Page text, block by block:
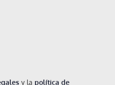
y la política de